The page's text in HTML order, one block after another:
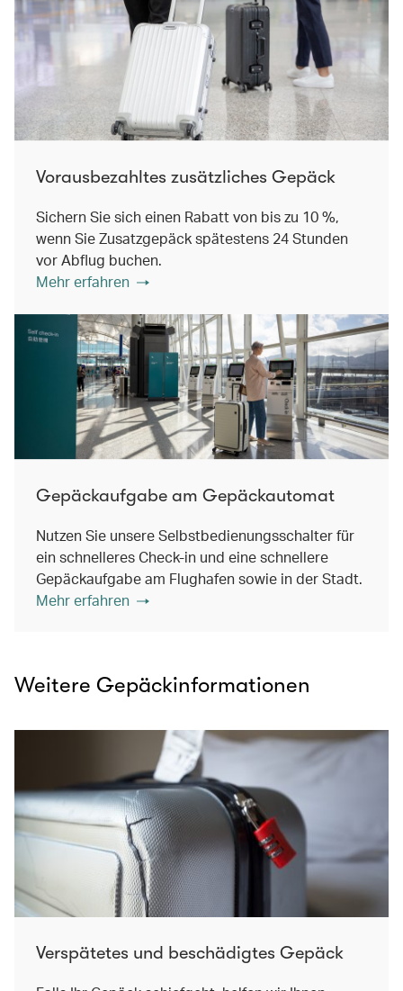
Vorausbezahltes zusätzliches Gepäck
Sichern Sie sich einen Rabatt von bis zu 10 %,
wenn Sie Zusatzgepäck spätestens 24 Stunden
vor Abflug buchen.
Mehr erfahren
Gepäckaufgabe am Gepäckautomat
Nutzen Sie unsere Selbstbedienungsschalter für
ein schnelleres Check-in und eine schnellere
Gepäckaufgabe am Flughafen sowie in der Stadt.
Mehr erfahren
Weitere Gepäckinformationen
Verspätetes und beschädigtes Gepäck